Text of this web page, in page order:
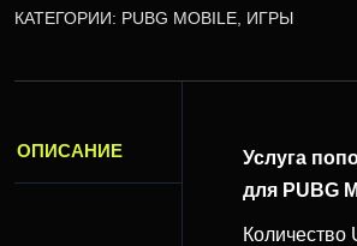
КАТЕГОРИИ: PUBG MOBILE ИГРЫ
ОПИСАНИЕ
Услуга
для PUBG
Количество